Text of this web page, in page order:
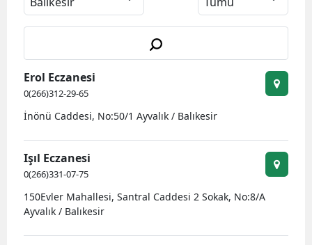
Erol Eczanesi
0(266)312-29-65
İnönü Caddesi, No:50/1 Ayvalık / Balıkesir
Işıl Eczanesi
0(266)331-07-75
150Evler Mahallesi, Santral Caddesi 2 Sokak, No:8/A
Ayvalık / Balıkesir